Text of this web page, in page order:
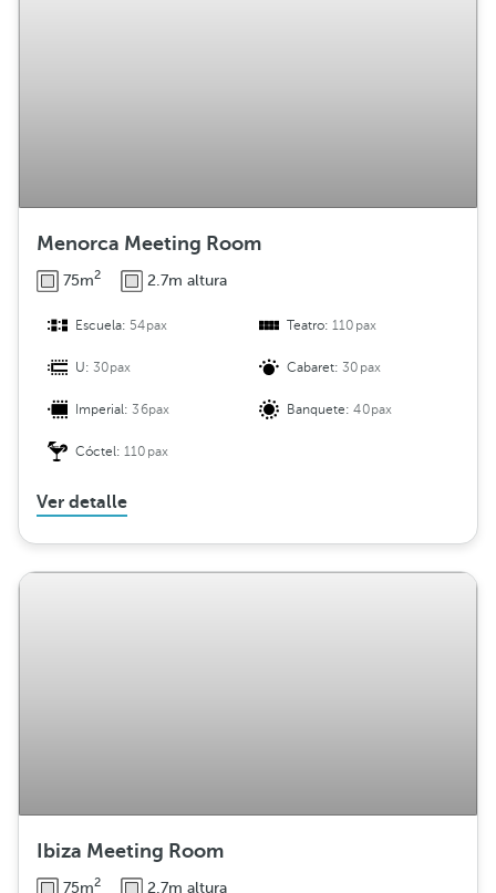
Menorca Meeting Room
75m2 2.7m altura
Escuela: 54pax Teatro:110pax
U:30pax Cabaret:30pax
Imperial:36pax Banquete:40pax
Cóctel:110pax
Ver detalle
Ibiza Meeting Room
75m2 2.7m altura